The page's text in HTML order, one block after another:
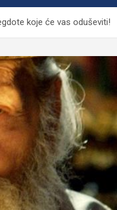
koje će vas oduševiti!